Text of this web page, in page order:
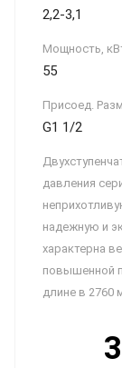
2,2-3,1
Мощность,
55
Присоед.
G1 1/2
давления
надежную и
характерна
повышенной
длине в 2760